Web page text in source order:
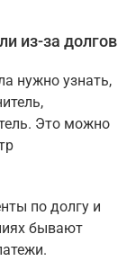
из-за долгов
нужно узнать,
Это можно
по долгу и
бывают